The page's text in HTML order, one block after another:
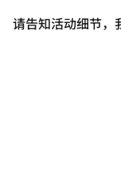
请告知活动细节，